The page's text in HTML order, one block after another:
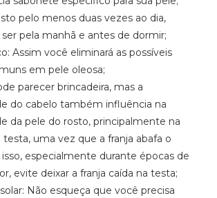
pelo menos duas vezes ao dia,
pela manhã e antes de dormir;
Assim você eliminará as possíveis
em pele oleosa;
parecer brincadeira, mas a
do cabelo também influência na
da pele do rosto, principalmente na
testa, uma vez que a franja abafa o
isso, especialmente durante épocas de
evite deixar a franja caída na testa;
Não esqueça que você precisa